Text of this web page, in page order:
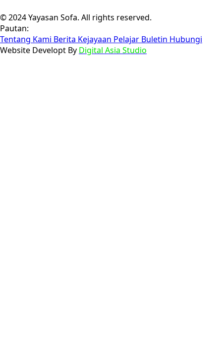
© 2024 Yayasan Sofa. All rights reserved.
Pautan:
Tentang Kami Berita Kejayaan Pelajar Buletin Hubungi
Website Developt By Digital Asia Studio